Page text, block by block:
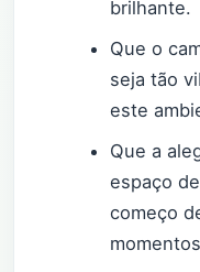
brilhante.
Que o
seja tão
este
Que a
espaço
começo